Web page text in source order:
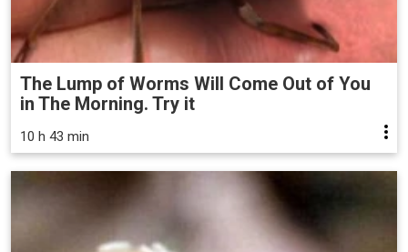
The Lump of Worms Will Come Out of You
in The Morning. Try it
10 h 43 min